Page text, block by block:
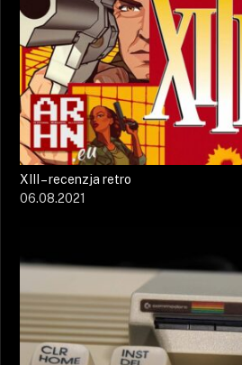
XIII – recenzja retro
06.08.2021